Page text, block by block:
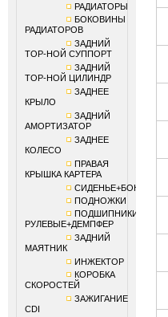
РАДИАТОРЫ
БОКОВИНЫ
РАДИАТОРОВ
ЗАДНИЙ
ТОР-НОЙ СУППОРТ
ЗАДНИЙ
ТОР-НОЙ ЦИЛИНДР
ЗАДНЕЕ
КРЫЛО
ЗАДНИЙ
АМОРТИЗАТОР
ЗАДНЕЕ
КОЛЕСО
ПРАВАЯ
КРЫШКА КАРТЕРА
СИДЕНЬЕ+БОКОВИНЫ
ПОДНОЖКИ
ПОДШИПНИКИ
РУЛЕВЫЕ+ДЕМПФЕР
ЗАДНИЙ
МАЯТНИК
ИНЖЕКТОР
КОРОБКА
СКОРОСТЕЙ
ЗАЖИГАНИЕ
CDI